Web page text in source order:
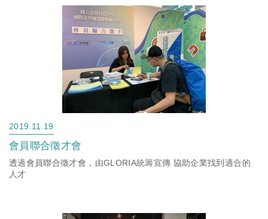
2019.11.19
會員聯合徵才會
透過會員聯合徵才會，由GLORIA統籌宣傳 協助企業找到適合的
人才